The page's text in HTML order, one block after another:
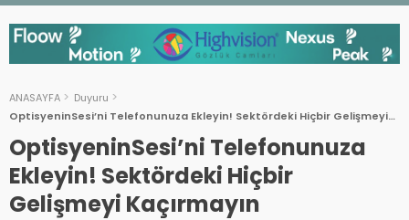
dell’Occhiale”
ANASAYFA
Duyuru
OptisyeninSesi’ni Telefonunuza Ekleyin! Sektördeki Hiçbir Gelişmeyi
Kaçırmayın
OptisyeninSesi’ni Telefonunuza
Ekleyin! Sektördeki Hiçbir
Gelişmeyi Kaçırmayın